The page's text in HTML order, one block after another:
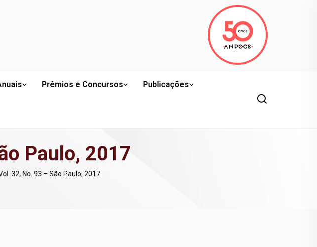
Prêmios e Concursos Publicações
Paulo, 2017
32, No. 93 – São Paulo, 2017